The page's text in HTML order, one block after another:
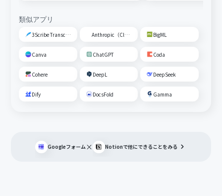
類似アプリ
3Scribe Transcription Anthropic（Claude） BigML
Canva ChatGPT Coda
Cohere DeepL DeepSeek
Dify DocsFold Gamma
Googleフォーム× Notionで他にできることをみる